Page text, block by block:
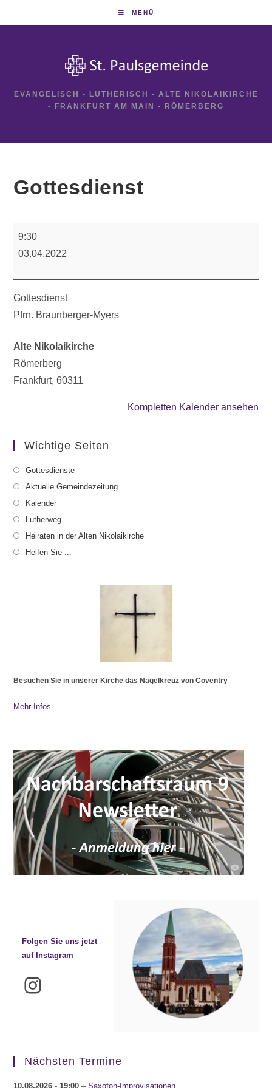
MENÜ
EVANGELISCH - LUTHERISCH - ALTE NIKOLAIKIRCHE
- FRANKFURT AM MAIN - RÖMERBERG
Gottesdienst
9:30
03.04.2022
Gottesdienst
Pfrn. Braunberger-Myers
Alte Nikolaikirche
Römerberg
Frankfurt,60311
Kompletten Kalender ansehen
Wichtige Seiten
Gottesdienste
Aktuelle Gemeindezeitung
Kalender
Lutherweg
Heiraten in der Alten Nikolaikirche
Helfen Sie ...
Besuchen Sie in unserer Kirche das Nagelkreuz von Coventry
Mehr Infos
Folgen Sie uns jetzt
auf Instagram
Instagram
Nächsten Termine
10.08.2026 - 19:00 –Saxofon-Improvisationen